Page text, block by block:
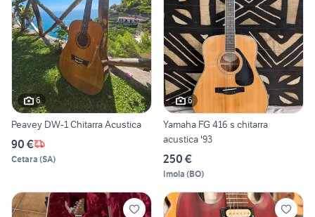
6
Peavey DW-1 Chitarra Acustica
90 €
Cetara (SA)
6
Yamaha FG 416 s chitarra
acustica '93
250 €
Imola (BO)